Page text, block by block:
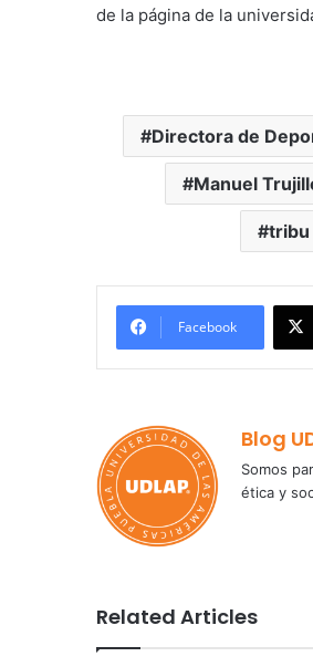
de la página de la
Directora de
Manuel
tribu
Facebook
Blog
Somos
ética y
Related Articles